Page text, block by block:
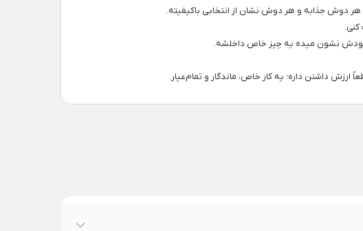
دوش جذابه و هر دوش نشان از انتخابی باکیفیته.
کنی.
خودش نشون میده یه چیز خاص داخلشه.
ارزش داشتن داره؛ یه کار خاص، ماندگار و تمام‌عیار.